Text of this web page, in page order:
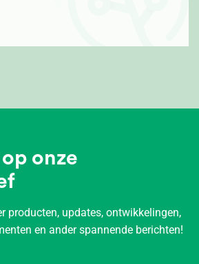
onze
producten, updates, ontwikkelingen,
en ander spannende berichten!